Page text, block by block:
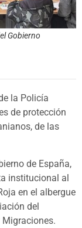
Gobierno
la Policía
de protección
de las
de España,
institucional al
en el albergue
del